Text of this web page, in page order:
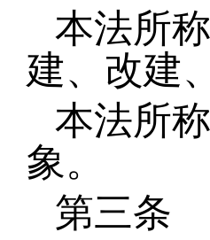
本法所
建、改建
本法所
象。
第三条